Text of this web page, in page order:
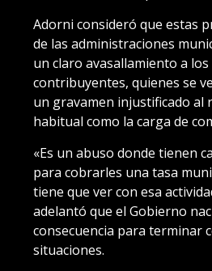
Adorni consideró que estas
de las administraciones
un claro avasallamiento a
contribuyentes, quienes se
un gravamen injustificado al
habitual como la carga de
«Es un abuso donde tienen
para cobrarles una tasa
tiene que ver con esa
adelantó que el Gobierno
consecuencia para terminar
situaciones.